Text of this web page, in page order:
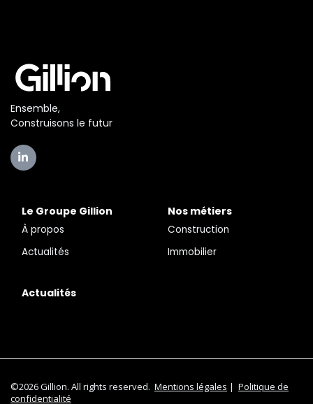
Ensemble,
Construisons le futur
Le Groupe Gillion
À propos
Actualités
Nos métiers
Construction
Immobilier
Actualités
©2026 Gillion. All rights reserved. Mentions légales | Politique de
confidentialité